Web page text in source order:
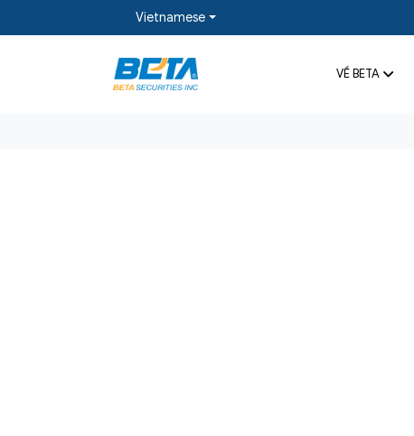
Vietnamese
VỀ BETA